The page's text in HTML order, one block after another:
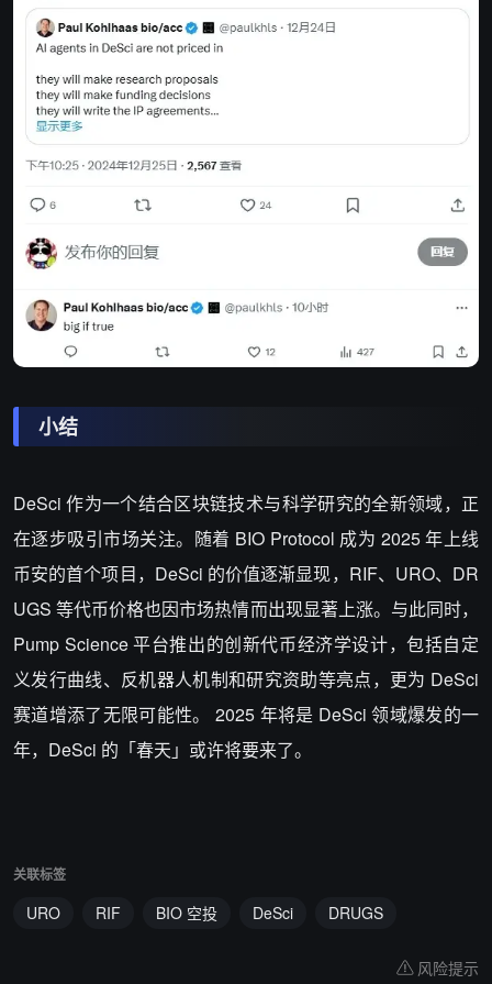
小结
DeSci 作为一个结合区块链技术与科学研究的全新领域，正
在逐步吸引市场关注。随着 BIO Protocol 成为 2025 年上线
币安的首个项目，DeSci 的价值逐渐显现，RIF、URO、DR
UGS 等代币价格也因市场热情而出现显著上涨。与此同时，
Pump Science 平台推出的创新代币经济学设计，包括自定
义发行曲线、反机器人机制和研究资助等亮点，更为 DeSci
赛道增添了无限可能性。 2025 年将是 DeSci 领域爆发的一
年，DeSci 的「春天」或许将要来了。
关联标签
URO RIF BIO 空投 DeSci DRUGS
风险提示